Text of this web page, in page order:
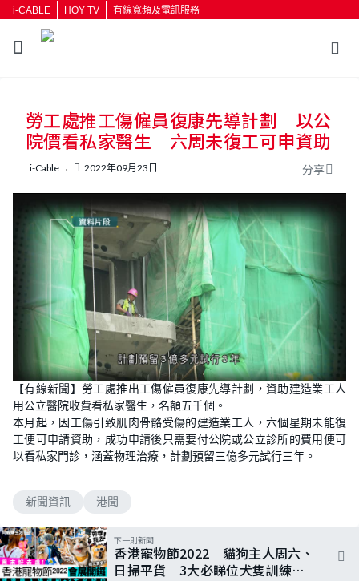
i-CABLE HOY TV 有線寬頻及電訊服務
按輸入鍵開始搜尋
勞工處推工傷僱員復康先導計劃 以公
院價看私家醫生 六周未復工可申資助
i-Cable 2022年09月23日 分享
【有線新聞】勞工處推出工傷僱員復康先導計劃，資助建造業工人
用公立醫院收費看私家醫生，名額五千個。
本月起，因工傷引致肌肉骨骼受傷的建造業工人，六個星期未能復
工便可申請資助，成功申請後只需要付公院或公立診所的費用便可
以看私家門診，涵蓋物理治療，計劃預留三億多元試行三年。
新聞資訊 港聞
下一則新聞
香港寵物節2022｜貓狗主人周六、
日掃平貨 3大必睇位犬隻訓練＋